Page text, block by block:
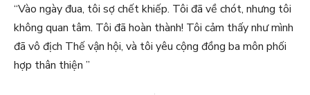
“Vào ngày đua, tôi sợ chết khiếp. Tôi đã về chót, nhưng tôi
không quan tâm. Tôi đã hoàn thành! Tôi cảm thấy như mình
đã vô địch Thế vận hội, và tôi yêu cộng đồng ba môn phối
hợp thân thiện ”